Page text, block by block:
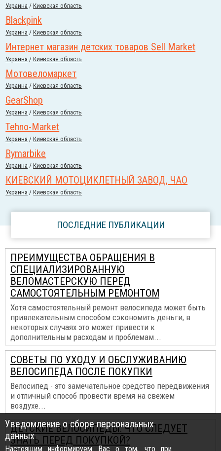
Украина /Киевская область
Blackpink
Украина /Киевская область
Интернет магазин детских товаров Sell Market
Украина /Киевская область
Мотовеломаркет
Украина /Киевская область
GearShop
Украина /Киевская область
Tehno-Market
Украина /Киевская область
Rymarbike
Украина /Киевская область
КИЕВСКИЙ МОТОЦИКЛЕТНЫЙ ЗАВОД, ЧАО
Украина /Киевская область
ПОСЛЕДНИЕ ПУБЛИКАЦИИ
ПРЕИМУЩЕСТВА ОБРАЩЕНИЯ В
СПЕЦИАЛИЗИРОВАННУЮ
ВЕЛОМАСТЕРСКУЮ ПЕРЕД
САМОСТОЯТЕЛЬНЫМ РЕМОНТОМ
Хотя самостоятельный ремонт велосипеда может быть
привлекательным способом сэкономить деньги, в
некоторых случаях это может привести к
дополнительным расходам и проблемам...
СОВЕТЫ ПО УХОДУ И ОБСЛУЖИВАНИЮ
ВЕЛОСИПЕДА ПОСЛЕ ПОКУПКИ
Велосипед - это замечательное средство передвижения
и отличный способ провести время на свежем
воздухе...
ДЕТСКИЕ ВЕЛОСИПЕДЫ: ЧТО СЛЕДУЕТ
ЗНАТЬ ПЕРЕД ПОКУПКОЙ?
Уведомление о сборе персональных
данных
Настоящим информируем Вас о том, что при